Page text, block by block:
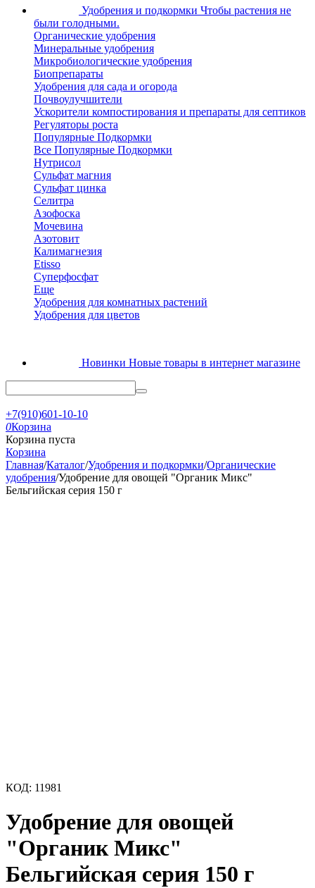
Удобрения и подкормки Чтобы растения не
были голодными.
Органические удобрения
Минеральные удобрения
Микробиологические удобрения
Биопрепараты
Удобрения для сада и огорода
Почвоулучшители
Ускорители компостирования и препараты для септиков
Регуляторы роста
Популярные Подкормки
Все Популярные Подкормки
Нутрисол
Сульфат магния
Сульфат цинка
Селитра
Азофоска
Мочевина
Азотовит
Калимагнезия
Etisso
Суперфосфат
Еще
Удобрения для комнатных растений
Удобрения для цветов
Новинки Новые товары в интернет магазине
+7(910)601-10-10
0Корзина
Корзина пуста
Корзина
Главная/Каталог/Удобрения и подкормки/Органические
удобрения/Удобрение для овощей "Органик Микс"
Бельгийская серия 150 г
КОД: 11981
Удобрение для овощей
"Органик Микс"
Бельгийская серия 150 г